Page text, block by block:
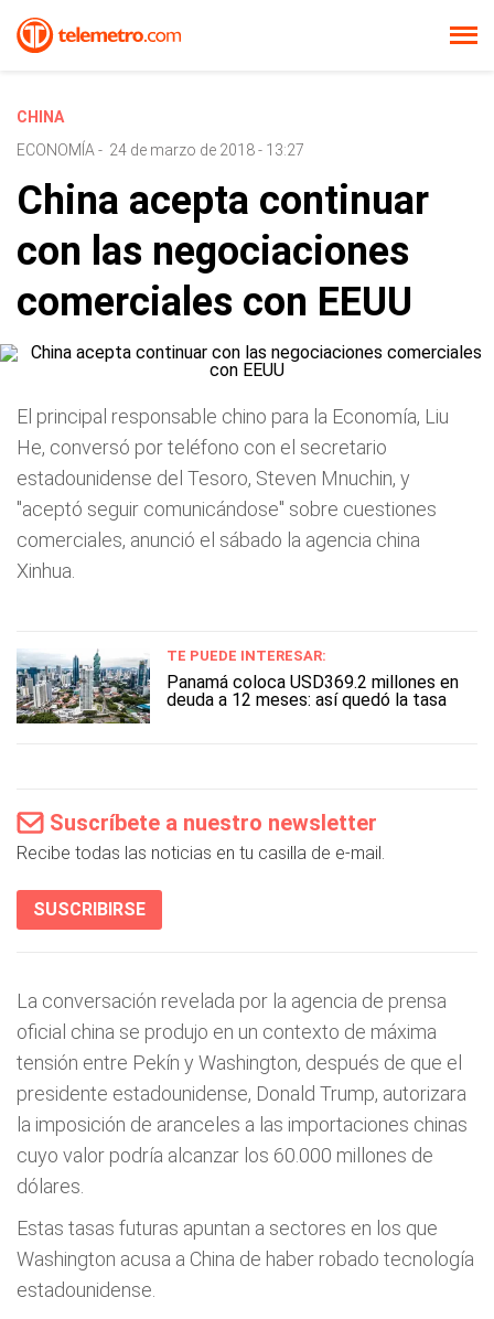
CHINA
ECONOMÍA - 24 de marzo de 2018 - 13:27
China acepta continuar
con las negociaciones
comerciales con EEUU
El principal responsable chino para la Economía, Liu
He, conversó por teléfono con el secretario
estadounidense del Tesoro, Steven Mnuchin, y
"aceptó seguir comunicándose" sobre cuestiones
comerciales, anunció el sábado la agencia china
Xinhua.
TE PUEDE INTERESAR:
Panamá coloca USD369.2 millones en
deuda a 12 meses: así quedó la tasa
Suscríbete a nuestro newsletter
Recibe todas las noticias en tu casilla de e-mail.
SUSCRIBIRSE
La conversación revelada por la agencia de prensa
oficial china se produjo en un contexto de máxima
tensión entre Pekín y Washington, después de que el
presidente estadounidense, Donald Trump, autorizara
la imposición de aranceles a las importaciones chinas
cuyo valor podría alcanzar los 60.000 millones de
dólares.
Estas tasas futuras apuntan a sectores en los que
Washington acusa a China de haber robado tecnología
estadounidense.